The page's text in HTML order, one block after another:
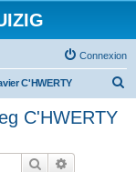
Connexion
C'HWERTY
C'HWERTY
Rechercher